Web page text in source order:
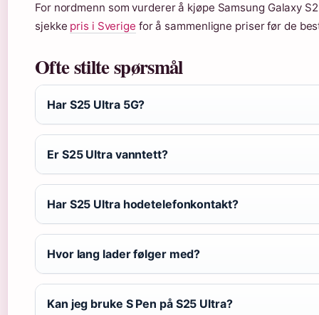
For nordmenn som vurderer å kjøpe Samsung Galaxy
sjekke pris i Sverige for å sammenligne priser før de
Ofte stilte spørsmål
Har S25 Ultra 5G?
Er S25 Ultra vanntett?
Har S25 Ultra hodetelefonkontakt?
Hvor lang lader følger med?
Kan jeg bruke S Pen på S25 Ultra?